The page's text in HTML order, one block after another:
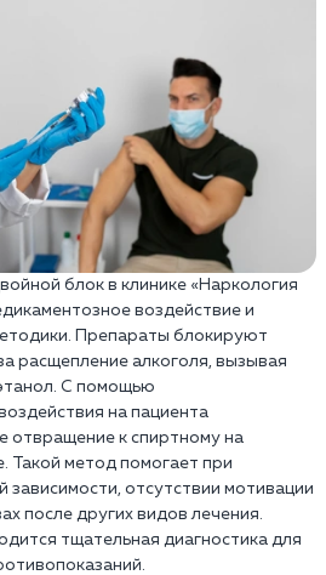
блок в клинике «Наркология
воздействие и
Препараты блокируют
расщепление алкоголя, вызывая
С помощью
на пациента
отвращение к спиртному на
Такой метод помогает при
зависимости, отсутствии мотивации
после других видов лечения.
тщательная диагностика для